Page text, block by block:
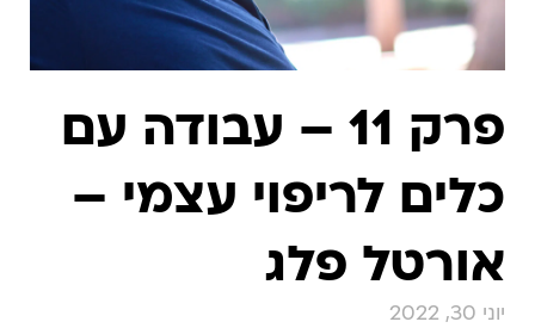
פרק 11 – עבודה עם
כלים לריפוי עצמי –
אורטל פלג
יוני 30, 2022